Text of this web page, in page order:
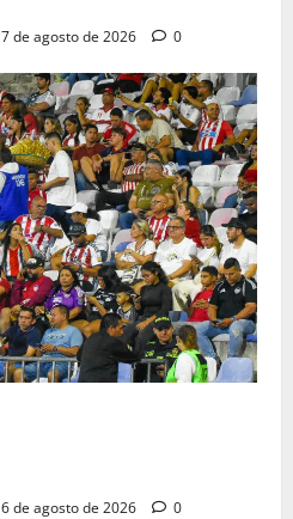
7 de agosto de 2026 0
6 de agosto de 2026 0